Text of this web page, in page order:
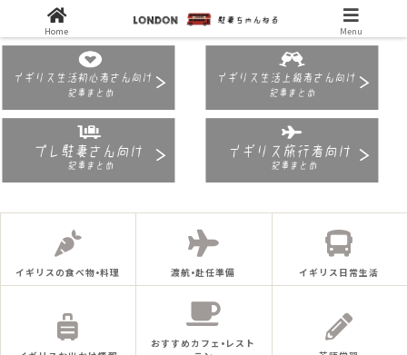
イギリスの食べ物•料理 渡航•赴任準備 イギリス日常生活
おすすめカフェ•レスト
Home Menu